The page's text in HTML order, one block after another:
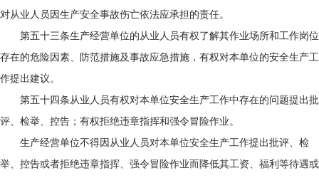
对从业人员因生产安全事故伤亡依法应承担的责任。
第五十三条生产经营单位的从业人员有权了解其作业场所和工作岗位
存在的危险因素、防范措施及事故应急措施，有权对本单位的安全生产工
作提出建议。
第五十四条从业人员有权对本单位安全生产工作中存在的问题提出批
评、检举、控告；有权拒绝违章指挥和强令冒险作业。
生产经营单位不得因从业人员对本单位安全生产工作提出批评、检
举、控告或者拒绝违章指挥、强令冒险作业而降低其工资、福利等待遇或